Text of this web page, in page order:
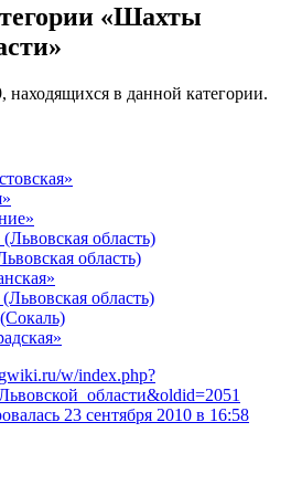
«Шахты
находящихся в данной категории.
область)
область)
область)
w/index.php?
23 сентября 2010 в 16:58